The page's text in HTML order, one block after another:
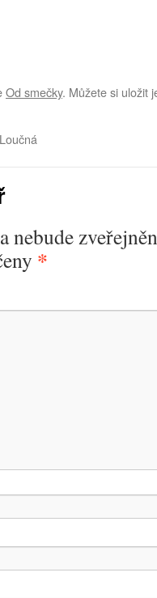
Od smečky. Můžete si uložit
nebude
*